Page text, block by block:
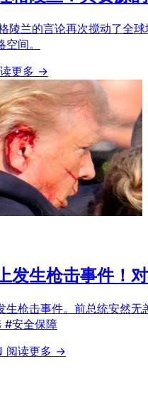
陵兰的言论再次搅动了全
间。
更多 →
发生枪击事件！
生枪击事件。前总统安然
#安全保障
阅读更多 →